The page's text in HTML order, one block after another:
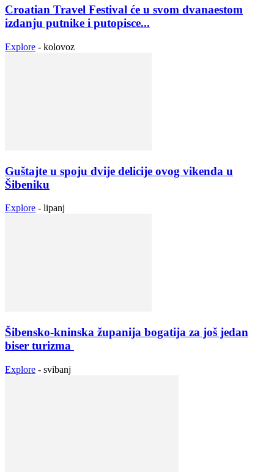
Croatian Travel Festival će u svom dvanaestom
izdanju putnike i putopisce...
Explore - kolovoz
Guštajte u spoju dvije delicije ovog vikenda u
Šibeniku
Explore - lipanj
Šibensko-kninska županija bogatija za još jedan
biser turizma
Explore - svibanj